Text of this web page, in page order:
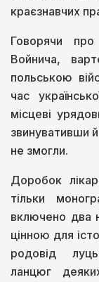
краєзнавчих
Говорячи про
Войнича,
польською
час
місцеві
звинувативши
не змогли.
Доробок
тільки
включено два
цінною для
родовід
ланцюг